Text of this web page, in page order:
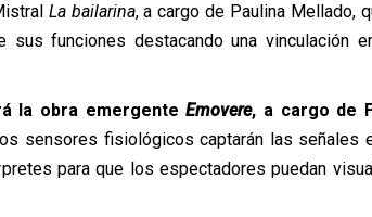
La bailarina, a cargo de Paulina Mellado,
sus funciones destacando una vinculación
la obra emergenteEmovere, a cargo de
sensores fisiológicos captarán las señales
para que los espectadores puedan